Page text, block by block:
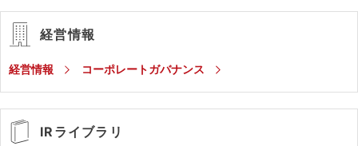
経営情報
経営情報 コーポレートガバナンス
IRライブラリ